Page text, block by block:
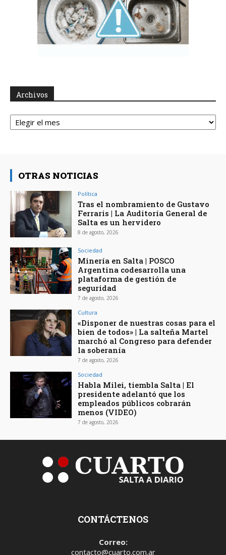
Archivos
Archivos
OTRAS NOTICIAS
Política
Tras el nombramiento de Gustavo
Ferraris | La Auditoría General de
Salta es un hervidero
8 de agosto, 2026
Sociedad
Minería en Salta | POSCO
Argentina codesarrolla una
plataforma de gestión de
seguridad
7 de agosto, 2026
Cultura
«Disponer de nuestras cosas para el
bien de todos» | La salteña Martel
marchó al Congreso para defender
la soberanía
7 de agosto, 2026
Sociedad
Habla Milei, tiembla Salta | El
presidente adelantó que los
empleados públicos cobrarán
menos (VIDEO)
7 de agosto, 2026
CONTÁCTENOS
Correo:
contacto@cuarto.com.ar